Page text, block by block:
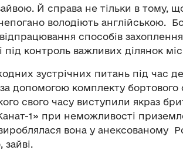
Й справа не тільки в тому,
володіють англійською.
способів
під контроль важливих ділянок
зустрічних питань під час
допомогою комплекту бортового
свого часу виступили якраз
1» при неможливості
вона у анексованому
зайві.